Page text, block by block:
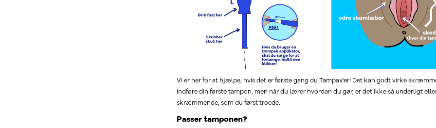
Vi er her for at hjælpe, hvis det er første gang du Tampax'er! Det kan godt virke
indføre din første tampon, men når du lærer hvordan du gør, er det ikke så underligt
skræmmende, som du først troede.
Passer tamponen?